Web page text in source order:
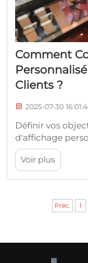
Comment
Clients ?
2025-07-30
Définir vos
d'affichage
de conception
de la marque
conception
que la marque
de visibilité.
Voir plus
Préc. 1